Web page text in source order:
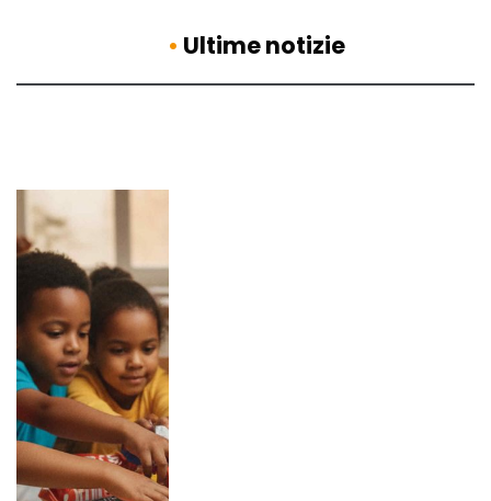
• Ultime notizie